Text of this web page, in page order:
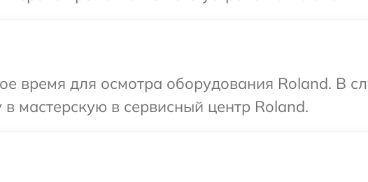
время для осмотра оборудования Roland. В
мастерскую в сервисный центр Roland.